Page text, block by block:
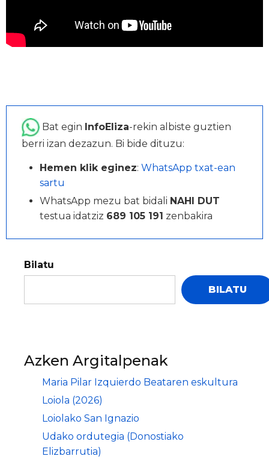
Bat egin InfoEliza-rekin albiste guztien
berri izan dezazun. Bi bide dituzu:
Hemen klik eginez: WhatsApp txat-ean
sartu
WhatsApp mezu bat bidali NAHI DUT
testua idatziz 689 105 191 zenbakira
Bilatu
BILATU
Azken Argitalpenak
Maria Pilar Izquierdo Beataren eskultura
Loiola (2026)
Loiolako San Ignazio
Udako ordutegia (Donostiako
Elizbarrutia)